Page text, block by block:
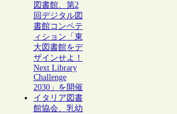
図書館、第2
回デジタル図
書館コンペテ
ィション「東
大図書館をデ
ザインせよ！
Next Library
Challenge
2030」を開催
イタリア図書
館協会、乳幼